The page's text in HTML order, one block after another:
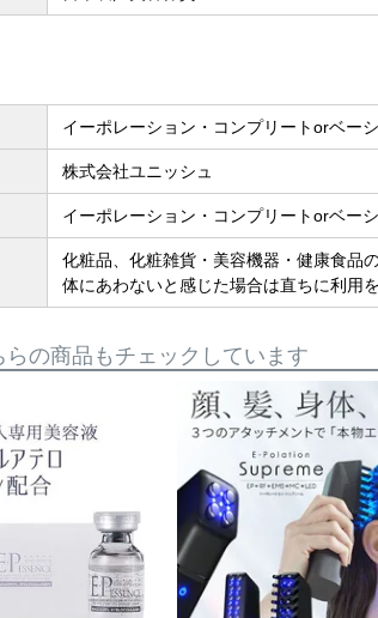
イーポレーション・コンプリートorベー
株式会社ユニッシュ
イーポレーション・コンプリートorベー
化粧品、化粧雑貨・美容機器・健康食品
体にあわないと感じた場合は直ちに利用
の商品もチェックしています